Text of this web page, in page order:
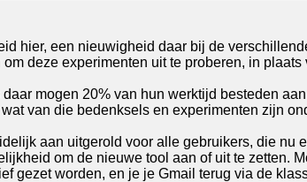
hier, een nieuwigheid daar bij de
deze experimenten uit te proberen, in plaats
mogen 20% van hun werktijd besteden
van die bedenksels en experimenten zijn
aan uitgerold voor alle gebruikers, die nu
om de nieuwe tool aan of uit te zetten.
gezet worden, en je je Gmail terug via de